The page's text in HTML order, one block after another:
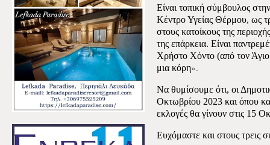
Είναι τοπική σύμβουλος
Κέντρο Υγείας Θέρμου, ως
στους κατοίκους της
της επάρκεια. Είναι
Χρήστο Χόντο (από τον
μια κόρη».
Να θυμίσουμε ότι, οι
Οκτωβρίου 2023 και όπου
εκλογές θα γίνουν στις 15
Ευχόμαστε και στους τρεις